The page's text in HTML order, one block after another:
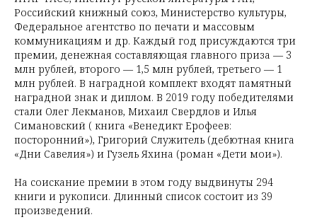
Российский книжный союз, Министерство культуры,
Федеральное агентство по печати и массовым
коммуникациям и др. Каждый год присуждаются три
премии, денежная составляющая главного приза — 3
млн рублей, второго — 1,5 млн рублей, третьего — 1
млн рублей. В наградной комплект входят памятный
наградной знак и диплом. В 2019 году победителями
стали Олег Лекманов, Михаил Свердлов и Илья
Симановский ( книга «Венедикт Ерофеев:
посторонний»), Григорий Служитель (дебютная книга
«Дни Савелия») и Гузель Яхина (роман «Дети мои»).
На соискание премии в этом году выдвинуты 294
книги и рукописи. Длинный список состоит из 39
произведений.